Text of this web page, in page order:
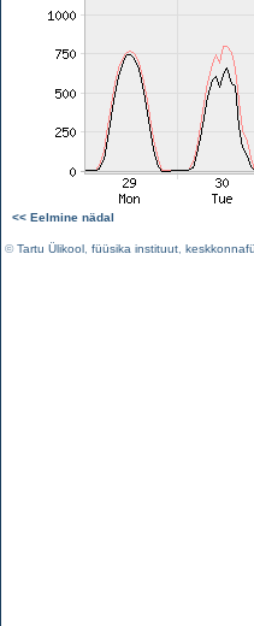
<< Eelmine nädal
©Tartu Ülikool füüsika instituut